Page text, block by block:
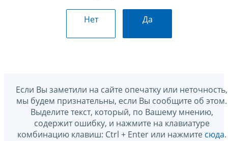
Нет Да
Если Вы заметили на сайте опечатку или неточность,
мы будем признательны, если Вы сообщите об этом.
Выделите текст, который, по Вашему мнению,
содержит ошибку, и нажмите на клавиатуре
комбинацию клавиш: Ctrl + Enter или нажмите сюда.